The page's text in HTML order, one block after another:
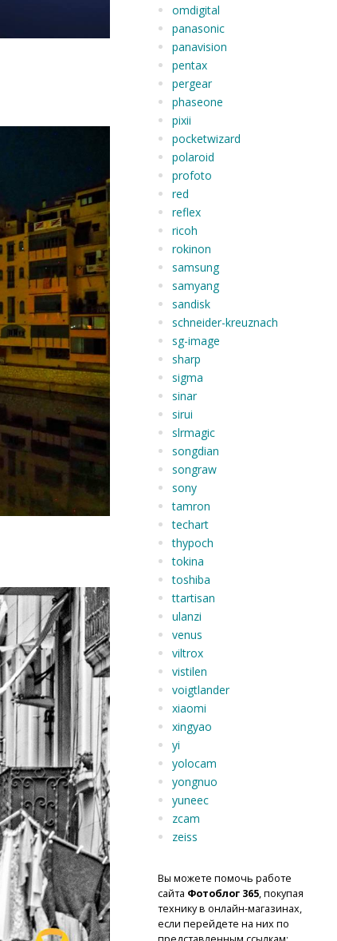
omdigital
panasonic
panavision
pentax
pergear
phaseone
pixii
pocketwizard
polaroid
profoto
red
reflex
ricoh
rokinon
samsung
samyang
sandisk
schneider-kreuznach
sg-image
sharp
sigma
sinar
sirui
slrmagic
songdian
songraw
sony
tamron
techart
thypoch
tokina
toshiba
ttartisan
ulanzi
venus
viltrox
vistilen
voigtlander
xiaomi
xingyao
yi
yolocam
yongnuo
yuneec
zcam
zeiss
Вы можете помочь работе
сайта Фотоблог 365, покупая
технику в онлайн-магазинах,
если перейдете на них по